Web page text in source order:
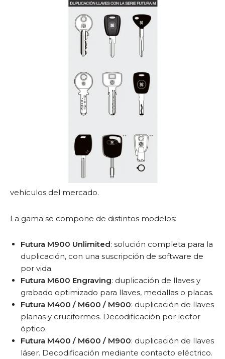
vehículos del mercado.
La gama se compone de distintos modelos:
Futura M900 Unlimited: solución completa para la
duplicación, con una suscripción de software de
por vida.
Futura M600 Engraving: duplicación de llaves y
grabado optimizado para llaves, medallas o placas.
Futura M400 / M600 / M900: duplicación de llaves
planas y cruciformes. Decodificación por lector
óptico.
Futura M400 / M600 / M900: duplicación de llaves
láser. Decodificación mediante contacto eléctrico.